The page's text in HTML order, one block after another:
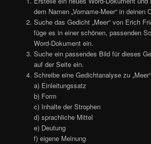
dem Namen „Vorname-Meer“ in deinen
Suche das Gedicht „Meer“ von Erich
füge es in einer schönen, passenden
Word-Dokument ein.
Suche ein passendes Bild für dieses
auf der Seite ein.
Schreibe eine Gedichtanalyse zu
a) Einleitungssatz
b) Form
c) Inhalte der Strophen
d) sprachliche Mittel
e) Deutung
f) eigene Meinung